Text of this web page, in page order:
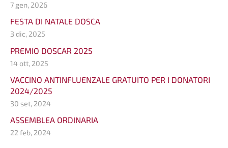
7 gen, 2026
FESTA DI NATALE DOSCA
3 dic, 2025
PREMIO DOSCAR 2025
14 ott, 2025
VACCINO ANTINFLUENZALE GRATUITO PER I DONATORI
2024/2025
30 set, 2024
ASSEMBLEA ORDINARIA
22 feb, 2024